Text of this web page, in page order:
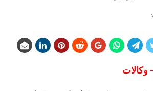
وكالات